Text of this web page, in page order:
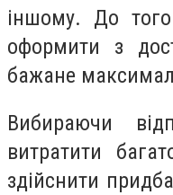
іншому. До
оформити з
бажане
Вибираючи
витратити
здійснити